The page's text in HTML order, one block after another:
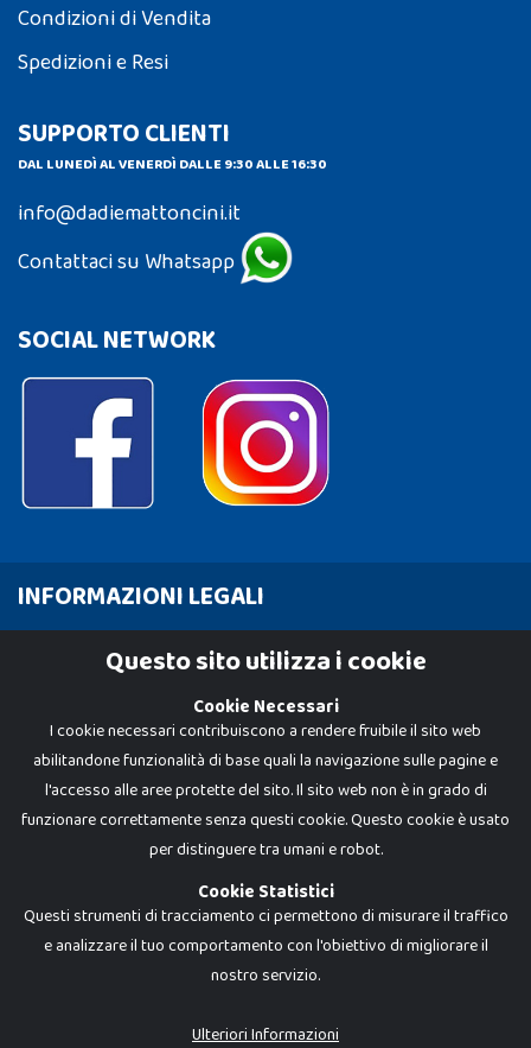
Condizioni di Vendita
Spedizioni e Resi
SUPPORTO CLIENTI
DAL LUNEDÌ AL VENERDÌ DALLE 9:30 ALLE 16:30
info@dadiemattoncini.it
Contattaci su Whatsapp
SOCIAL NETWORK
INFORMAZIONI LEGALI
Cookie Policy
Dadi e Mattoncini è un brand di Giocabene Srl. Ogni riproduzione o utilizzo non
I prezzi e le promozioni pubblicate potrebbero differire da quanto esposto in
Questo sito utilizza i cookie
Cookie Necessari
I cookie necessari contribuiscono a rendere fruibile il sito web
abilitandone funzionalità di base quali la navigazione sulle pagine e
l'accesso alle aree protette del sito. Il sito web non è in grado di
funzionare correttamente senza questi cookie. Questo cookie è usato
per distinguere tra umani e robot.
Cookie Statistici
Questi strumenti di tracciamento ci permettono di misurare il traffico
e analizzare il tuo comportamento con l'obiettivo di migliorare il
nostro servizio.
Ulteriori Informazioni